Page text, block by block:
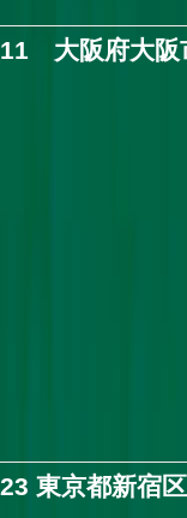
大阪府大阪
東京都新宿